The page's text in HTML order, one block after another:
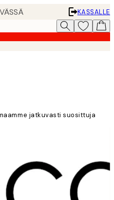
KASSALLE
jatkuvasti suosittuja